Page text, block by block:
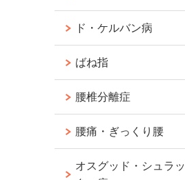
ド・ケルバン病
ばね指
腰椎分離症
腰痛・ぎっくり腰
オスグッド・シュラッ